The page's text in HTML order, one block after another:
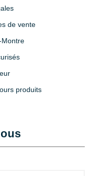
de vente
Montre
produits